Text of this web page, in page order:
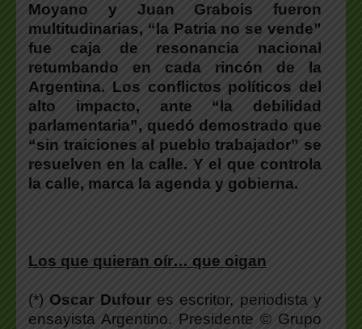
Moyano y Juan Grabois fueron
multitudinarias, “la Patria no se vende”
fue caja de resonancia nacional
retumbando en cada rincón de la
Argentina. Los conflictos políticos del
alto impacto, ante “la debilidad
parlamentaria”, quedó demostrado que
“sin traiciones al pueblo trabajador” se
resuelven en la calle. Y el que controla
la calle, marca la agenda y gobierna.
Los que quieran oír… que oigan
(*) Oscar Dufour es escritor, periodista y
ensayista Argentino. Presidente © Grupo